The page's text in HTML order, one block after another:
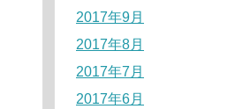
2017年9月
2017年8月
2017年7月
2017年6月